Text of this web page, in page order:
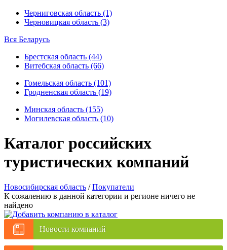
Черниговская область (1)
Черновицкая область (3)
Вся Беларусь
Брестская область (44)
Витебская область (66)
Гомельская область (101)
Гродненская область (19)
Минская область (155)
Могилевская область (10)
Каталог российских
туристических компаний
Новосибирская область /Покупатели
К сожалению в данной категории и регионе ничего не
найдено
Новости компаний